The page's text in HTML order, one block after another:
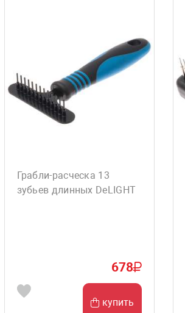
Грабли-расческа 13
зубьев длинных DeLIGHT
678
купить